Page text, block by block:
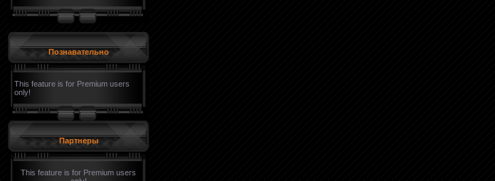
Познавательно
This feature is for Premium users
only!
Партнеры
This feature is for Premium users